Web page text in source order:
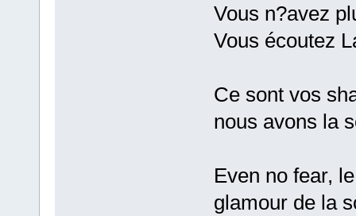
Vous n?avez
Vous écoutez
Ce sont vos
nous avons la
Even no fear,
glamour de la